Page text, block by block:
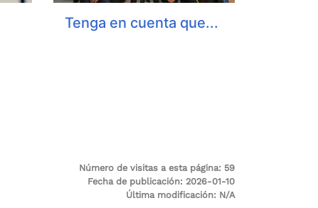
Tenga en cuenta que...
Número de visitas a esta página: 59
Fecha de publicación: 2026-01-10
Última modificación: N/A